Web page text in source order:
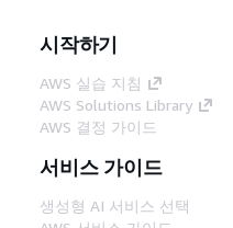
시작하기
AWS 실습 지침
AWS Solutions Library
AWS 결정 가이드
서비스 가이드
생성형 AI 서비스 선택